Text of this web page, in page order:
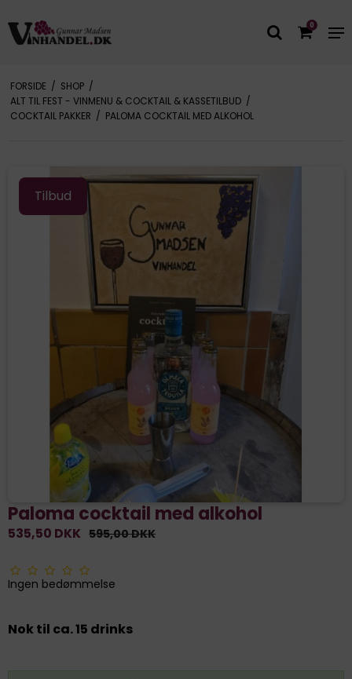
0
FORSIDE / SHOP /
ALT TIL FEST - VINMENU & COCKTAIL & KASSETILBUD /
COCKTAIL PAKKER / PALOMA COCKTAIL MED ALKOHOL
Tilbud
Paloma cocktail med alkohol
535,50 DKK 595,00 DKK
Ingen bedømmelse
Nok til ca. 15 drinks